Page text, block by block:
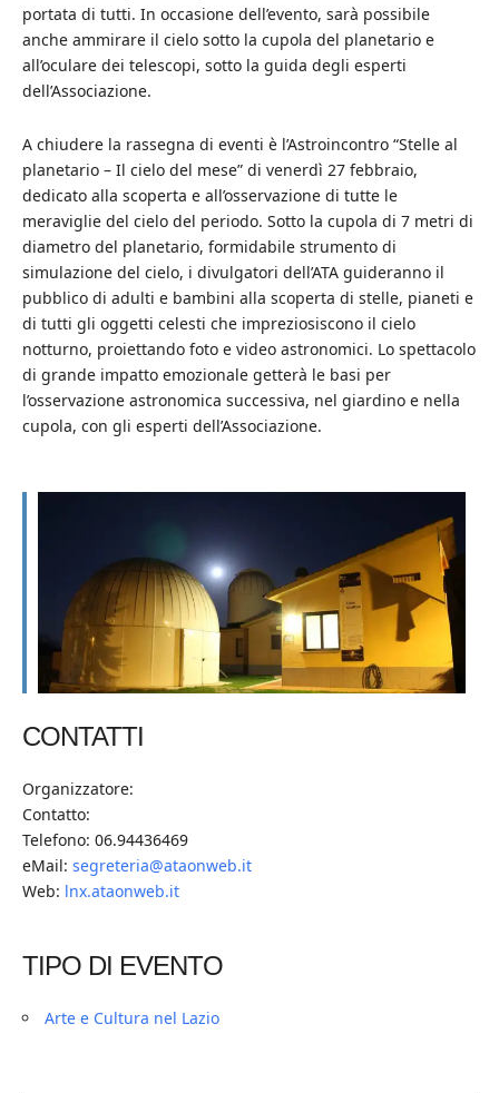
portata di tutti. In occasione dell’evento, sarà possibile
anche ammirare il cielo sotto la cupola del planetario e
all’oculare dei telescopi, sotto la guida degli esperti
dell’Associazione.
A chiudere la rassegna di eventi è l’Astroincontro “Stelle al
planetario – Il cielo del mese” di venerdì 27 febbraio,
dedicato alla scoperta e all’osservazione di tutte le
meraviglie del cielo del periodo. Sotto la cupola di 7 metri di
diametro del planetario, formidabile strumento di
simulazione del cielo, i divulgatori dell’ATA guideranno il
pubblico di adulti e bambini alla scoperta di stelle, pianeti e
di tutti gli oggetti celesti che impreziosiscono il cielo
notturno, proiettando foto e video astronomici. Lo spettacolo
di grande impatto emozionale getterà le basi per
l’osservazione astronomica successiva, nel giardino e nella
cupola, con gli esperti dell’Associazione.
CONTATTI
Organizzatore:
Contatto:
Telefono: 06.94436469
eMail: segreteria@ataonweb.it
Web: lnx.ataonweb.it
TIPO DI EVENTO
Arte e Cultura nel Lazio